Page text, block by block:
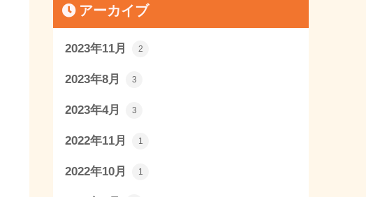
アーカイブ
2023年11月 2
2023年8月 3
2023年4月 3
2022年11月 1
2022年10月 1